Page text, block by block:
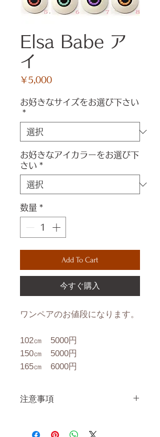
Elsa Babe ア
イ
￥5,000価
お好きなサイズをお選び下さい
*
お好きなアイカラーをお選び下
さい *
数量 *
Add To Cart
今すぐ購入
ワンペアのお値段になります。
102㎝ 5000円
150㎝ 5000円
165㎝ 6000円
注意事項
ている製品なので、商品により